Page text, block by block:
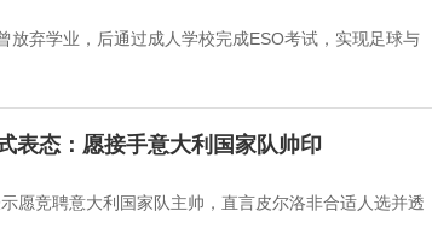
放弃学业，后通过成人学校完成ESO考试，实现足球与
表态：愿接手意大利国家队帅印
愿竞聘意大利国家队主帅，直言皮尔洛非合适人选并透